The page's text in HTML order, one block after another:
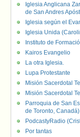
Iglesia Anglicana
de San Andres
Iglesia según el
Iglesia Unida
Instituto de
Kairos Evangelio
La otra Iglesia.
Lupa Protestante
Misión Sacerdotal
Misión Sacerdotal
Parroquia de San
de Toronto, Canadá)
PodcastyRadio
Por tantas